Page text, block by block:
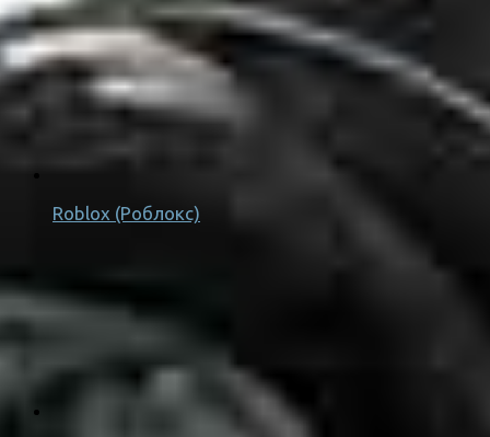
Roblox (Роблокс)